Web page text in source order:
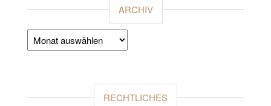
ARCHIV
Archiv
RECHTLICHES